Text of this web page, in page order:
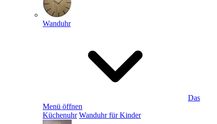
Wanduhr
Das
Menü öffnen
Küchenuhr Wanduhr für Kinder